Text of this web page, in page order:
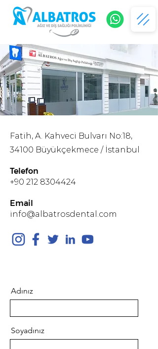
Fatih, A. Kahveci Bulvarı No:18,
34100 Büyükçekmece / İstanbul
Telefon
+90 212 8304424
Email
info@albatrosdental.com
Adınız
Soyadınız